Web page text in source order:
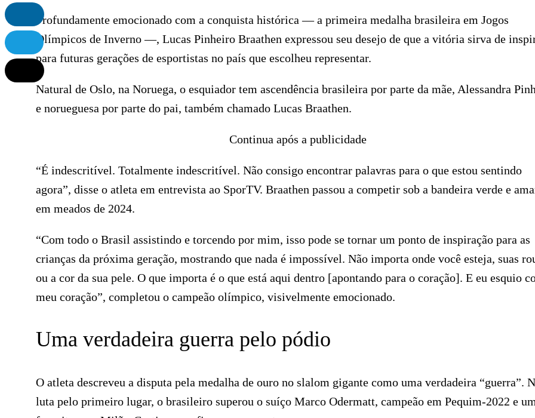
Profundamente emocionado com a conquista histórica — a primeira medalha brasileira em Jogos
Olímpicos de Inverno —, Lucas Pinheiro Braathen expressou seu desejo de que a vitória sirva de
para futuras gerações de esportistas no país que escolheu representar.
Natural de Oslo, na Noruega, o esquiador tem ascendência brasileira por parte da mãe, Alessandra
e norueguesa por parte do pai, também chamado Lucas Braathen.
Continua após a publicidade
“É indescritível. Totalmente indescritível. Não consigo encontrar palavras para o que estou sentindo
agora”, disse o atleta em entrevista ao SporTV. Braathen passou a competir sob a bandeira verde e
em meados de 2024.
“Com todo o Brasil assistindo e torcendo por mim, isso pode se tornar um ponto de inspiração para as
crianças da próxima geração, mostrando que nada é impossível. Não importa onde você esteja, suas
ou a cor da sua pele. O que importa é o que está aqui dentro [apontando para o coração]. E eu esquio
meu coração”, completou o campeão olímpico, visivelmente emocionado.
Uma verdadeira guerra pelo pódio
O atleta descreveu a disputa pela medalha de ouro no slalom gigante como uma verdadeira “guerra”.
luta pelo primeiro lugar, o brasileiro superou o suíço Marco Odermatt, campeão em Pequim-2022 e